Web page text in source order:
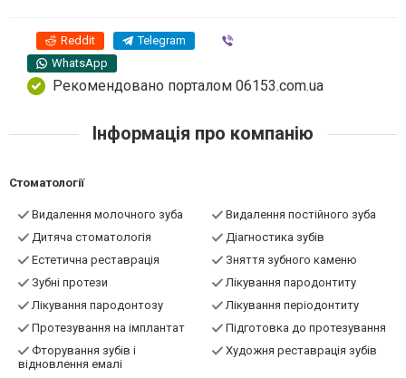
Reddit Telegram
WhatsApp
Рекомендовано порталом 06153.com.ua
Інформація про компанію
Стоматології
Видалення молочного зуба
Видалення постійного зуба
Дитяча стоматологія
Діагностика зубів
Естетична реставрація
Зняття зубного каменю
Зубні протези
Лікування пародонтиту
Лікування пародонтозу
Лікування періодонтиту
Протезування на імплантат
Підготовка до протезування
Фторування зубів і
відновлення емалі
Художня реставрація зубів